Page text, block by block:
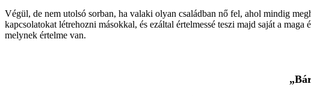
Végül, de nem utolsó sorban, ha valaki olyan családban nő fel, ahol mindig
kapcsolatokat létrehozni másokkal, és ezáltal értelmessé teszi majd saját a
melynek értelme van.